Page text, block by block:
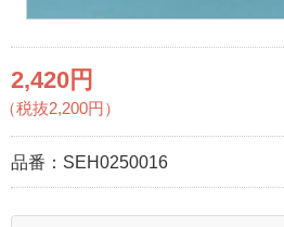
2,420円
（税抜2,200円）
品番： SEH0250016